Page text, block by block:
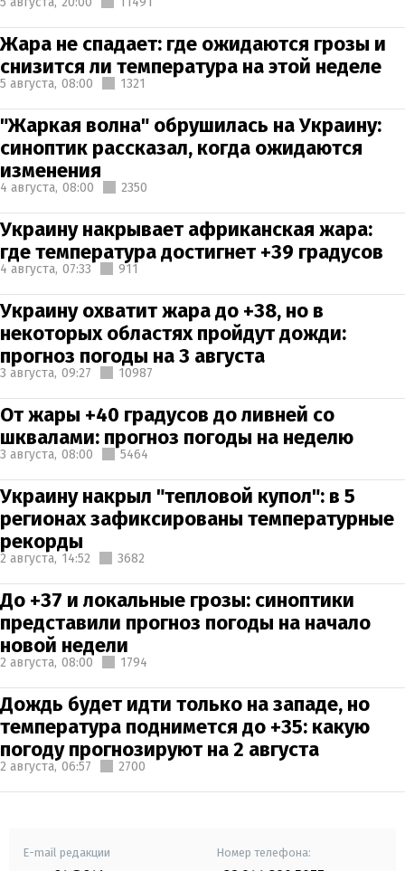
Жара не спадает: где ожидаются грозы и
снизится ли температура на этой неделе
5 августа, 08:00 1321
"Жаркая волна" обрушилась на Украину:
синоптик рассказал, когда ожидаются
изменения
4 августа, 08:00 2350
Украину накрывает африканская жара:
где температура достигнет +39 градусов
4 августа, 07:33 911
Украину охватит жара до +38, но в
некоторых областях пройдут дожди:
прогноз погоды на 3 августа
3 августа, 09:27 10987
От жары +40 градусов до ливней со
шквалами: прогноз погоды на неделю
3 августа, 08:00 5464
Украину накрыл "тепловой купол": в 5
регионах зафиксированы температурные
рекорды
2 августа, 14:52 3682
До +37 и локальные грозы: синоптики
представили прогноз погоды на начало
новой недели
2 августа, 08:00 1794
Дождь будет идти только на западе, но
температура поднимется до +35: какую
погоду прогнозируют на 2 августа
2 августа, 06:57 2700
E-mail редакции Номер телефона: